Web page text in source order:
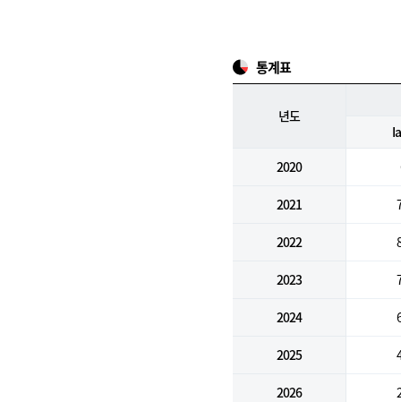
통계표
년도
2020
2021
2022
2023
2024
2025
2026